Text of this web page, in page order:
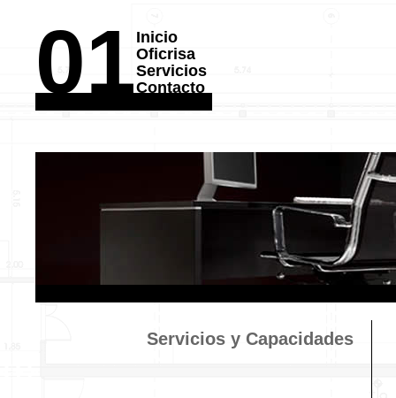
01 Inicio
Oficrisa
Servicios
Contacto
Servicios y Capacidades